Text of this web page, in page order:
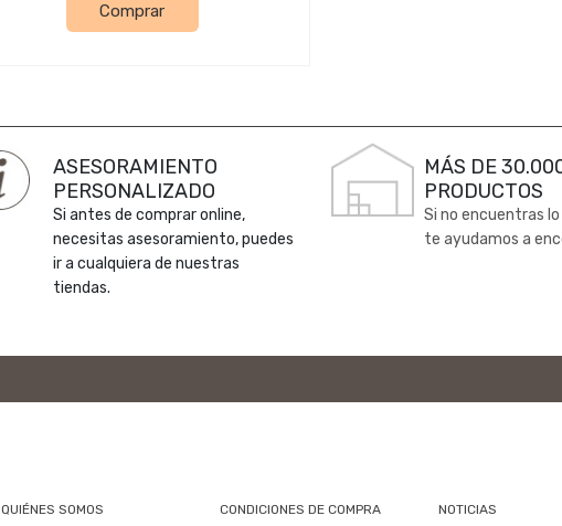
Comprar
ASESORAMIENTO
PERSONALIZADO
Si antes de comprar online,
necesitas asesoramiento, puedes
ir a cualquiera de nuestras
tiendas.
MÁS DE
PRODUCTOS
Si no encuentras
te ayudamos a
QUIÉNES SOMOS CONDICIONES DE COMPRA NOTICIAS